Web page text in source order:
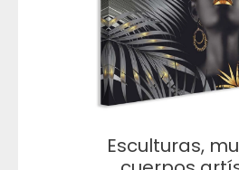
Esculturas,